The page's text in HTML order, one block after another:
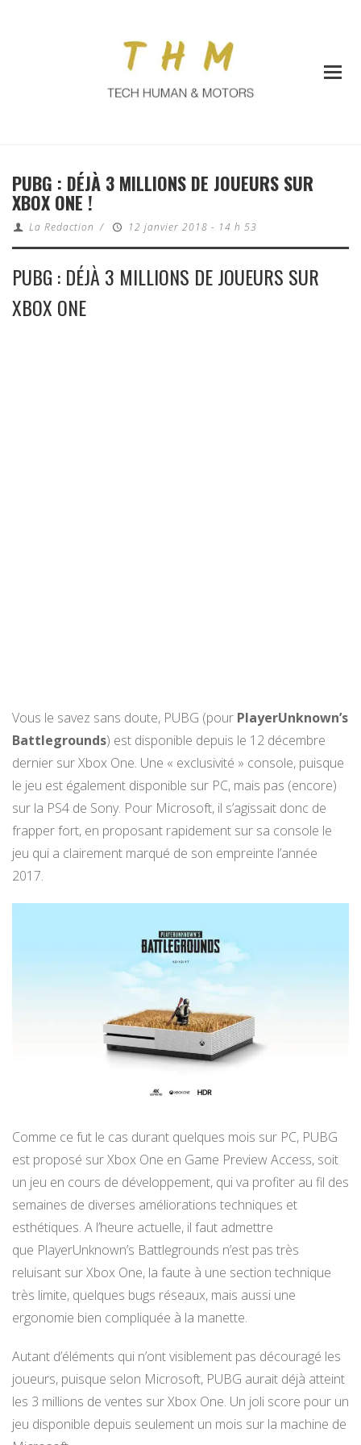
PUBG : DÉJÀ 3 MILLIONS DE JOUEURS SUR
XBOX ONE !
La Redaction / 12 janvier 2018 - 14 h 53
PUBG : DÉJÀ 3 MILLIONS DE JOUEURS SUR
XBOX ONE
Vous le savez sans doute, PUBG (pour PlayerUnknown’s
Battlegrounds) est disponible depuis le 12 décembre
dernier sur Xbox One. Une « exclusivité » console, puisque
le jeu est également disponible sur PC, mais pas (encore)
sur la PS4 de Sony. Pour Microsoft, il s’agissait donc de
frapper fort, en proposant rapidement sur sa console le
jeu qui a clairement marqué de son empreinte l’année
2017.
Comme ce fut le cas durant quelques mois sur PC, PUBG
est proposé sur Xbox One en Game Preview Access, soit
un jeu en cours de développement, qui va profiter au fil des
semaines de diverses améliorations techniques et
esthétiques. A l’heure actuelle, il faut admettre
que PlayerUnknown’s Battlegrounds n’est pas très
reluisant sur Xbox One, la faute à une section technique
très limite, quelques bugs réseaux, mais aussi une
ergonomie bien compliquée à la manette.
Autant d’éléments qui n’ont visiblement pas découragé les
joueurs, puisque selon Microsoft, PUBG aurait déjà atteint
les 3 millions de ventes sur Xbox One. Un joli score pour un
jeu disponible depuis seulement un mois sur la machine de